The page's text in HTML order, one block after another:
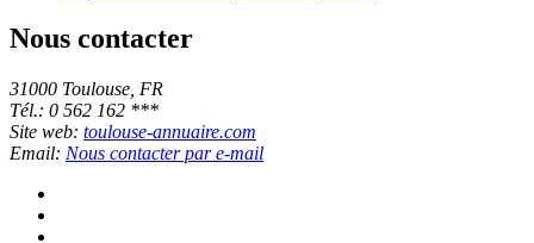
Nous contacter
31000 Toulouse, FR
Tél.: 0 562 162 ***
Site web: toulouse-annuaire.com
Email: Nous contacter par e-mail